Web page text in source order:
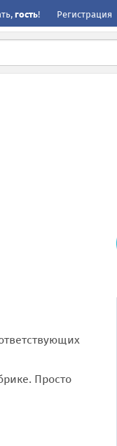
гость! Регистрация
Просто